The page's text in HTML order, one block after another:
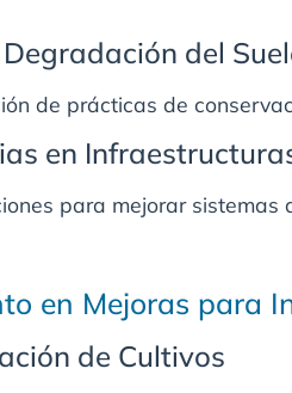
del
de prácticas de
en
para mejorar
en Mejoras para
de Cultivos